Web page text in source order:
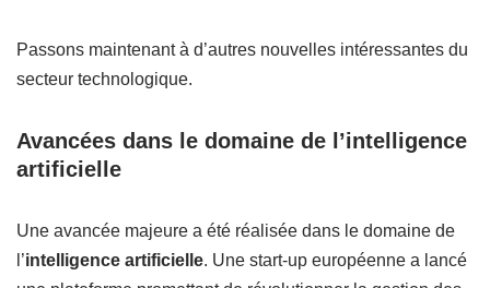
Passons maintenant à d’autres nouvelles intéressantes du
secteur technologique.
Avancées dans le domaine de l’intelligence
artificielle
Une avancée majeure a été réalisée dans le domaine de
l’intelligence artificielle. Une start-up européenne a lancé